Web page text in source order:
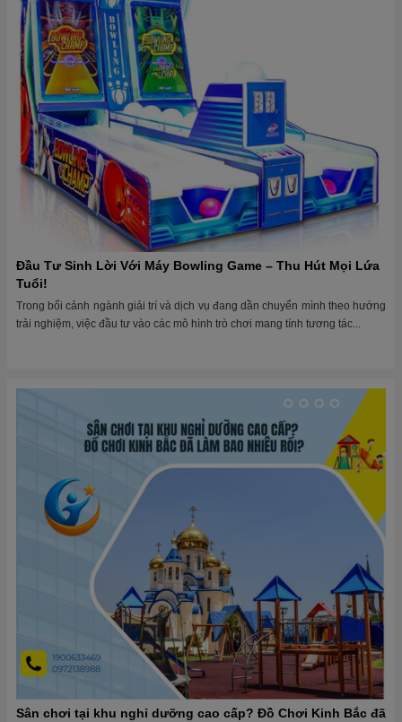
Đầu Tư Sinh Lời Với Máy Bowling Game – Thu Hút Mọi Lứa
Tuổi!
Trong bối cảnh ngành giải trí và dịch vụ đang dần chuyển mình theo hướng
trải nghiệm, việc đầu tư vào các mô hình trò chơi mang tính tương tác...
Sân chơi tại khu nghỉ dưỡng cao cấp? Đồ Chơi Kinh Bắc đã